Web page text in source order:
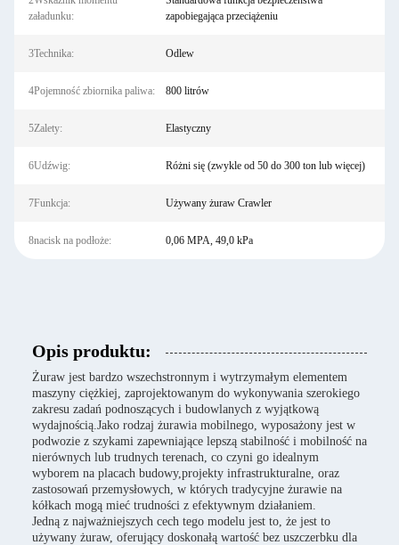
załadunku:
zapobiegająca przeciążeniu
3Technika: Odlew
4Pojemność zbiornika paliwa: 800 litrów
5Zalety: Elastyczny
6Udźwig: Różni się (zwykle od 50 do 300 ton lub więcej)
7Funkcja: Używany żuraw Crawler
8nacisk na podłoże: 0,06 MPA, 49,0 kPa
Opis produktu:
Żuraw jest bardzo wszechstronnym i wytrzymałym elementem
maszyny ciężkiej, zaprojektowanym do wykonywania szerokiego
zakresu zadań podnoszących i budowlanych z wyjątkową
wydajnością.Jako rodzaj żurawia mobilnego, wyposażony jest w
podwozie z szykami zapewniające lepszą stabilność i mobilność na
nierównych lub trudnych terenach, co czyni go idealnym
wyborem na placach budowy,projekty infrastrukturalne, oraz
zastosowań przemysłowych, w których tradycyjne żurawie na
kółkach mogą mieć trudności z efektywnym działaniem.
Jedną z najważniejszych cech tego modelu jest to, że jest to
używany żuraw, oferujący doskonałą wartość bez uszczerbku dla